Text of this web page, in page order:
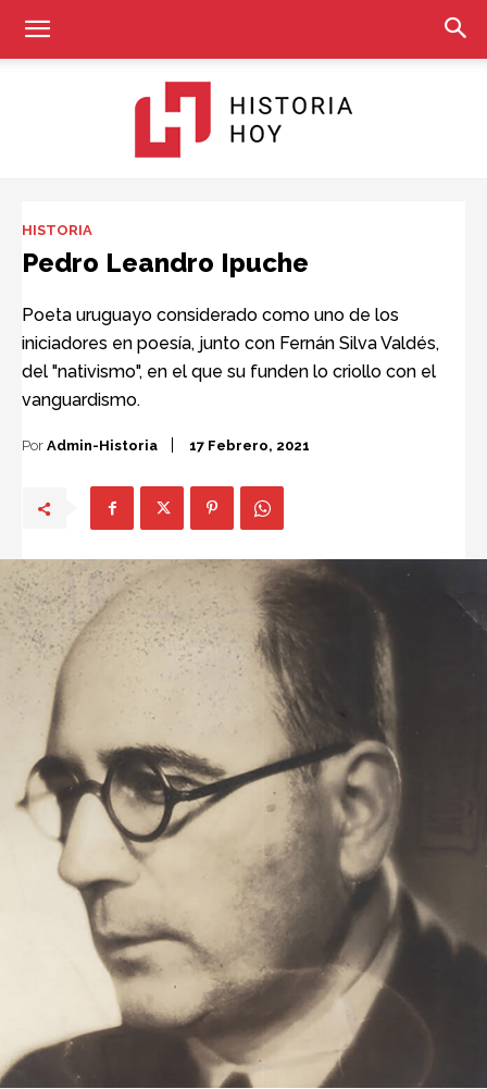
Hoy
HISTORIA
Pedro Leandro Ipuche
Poeta uruguayo considerado como uno de los
iniciadores en poesía, junto con Fernán Silva Valdés,
del "nativismo", en el que su funden lo criollo con el
vanguardismo.
Por Admin-Historia 17 Febrero, 2021